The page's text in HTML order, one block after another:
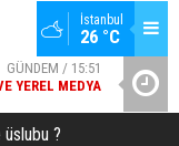
İstanbul
26 °C
GÜNDEM / 15:51
YEREL MEDYA
GELDI
?